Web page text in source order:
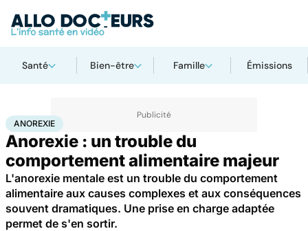
Santé Bien-être Famille Émissions
AccueilBien-être
ANOREXIE
Anorexie : un trouble du
comportement alimentaire majeur
L'anorexie mentale est un trouble du comportement
alimentaire aux causes complexes et aux conséquences
souvent dramatiques. Une prise en charge adaptée
permet de s'en sortir.